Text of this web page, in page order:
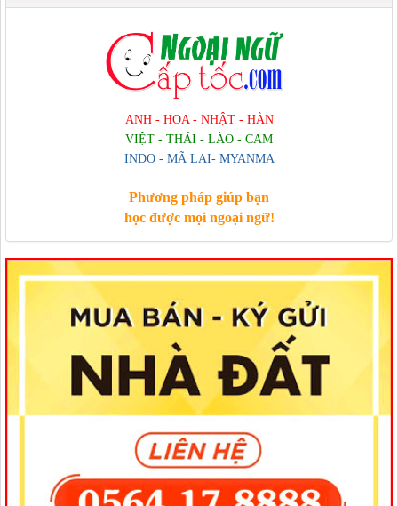
ANH - HOA - NHẬT - HÀN
VIỆT - THÁI - LÀO - CAM
INDO - MÃ LAI- MYANMA
Phương pháp giúp bạn
học được mọi ngoại ngữ!